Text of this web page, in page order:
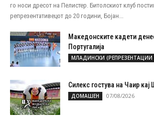
го носи дресот на Пелистер. Битолскиот клуб
репрезентативецот до 20 години, Бојан...
Македонските кадети
Португалија
МЛАДИНСКИ (РЕПРЕЗЕНТАЦИИ
Силекс гостува на Чаир кај
ДОМАШЕН 07/08/2026